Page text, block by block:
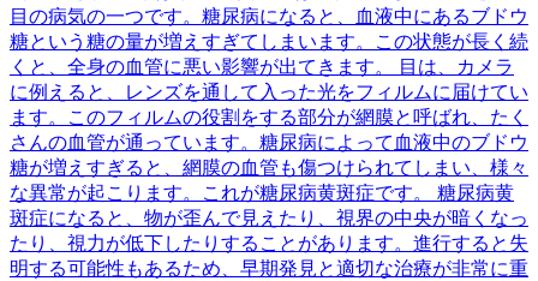
目の病気の一つです。糖尿病になると、血液中にあるブドウ
糖という糖の量が増えすぎてしまいます。この状態が長く続
くと、全身の血管に悪い影響が出てきます。 目は、カメラ
に例えると、レンズを通して入った光をフィルムに届けてい
ます。このフィルムの役割をする部分が網膜と呼ばれ、たく
さんの血管が通っています。糖尿病によって血液中のブドウ
糖が増えすぎると、網膜の血管も傷つけられてしまい、様々
な異常が起こります。これが糖尿病黄斑症です。 糖尿病黄
斑症になると、物が歪んで見えたり、視界の中央が暗くなっ
たり、視力が低下したりすることがあります。進行すると失
明する可能性もあるため、早期発見と適切な治療が非常に重